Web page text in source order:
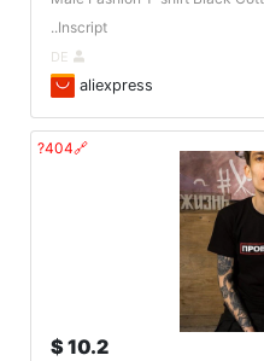
Inscript..
aliexpress
🔗404?
10.2 $